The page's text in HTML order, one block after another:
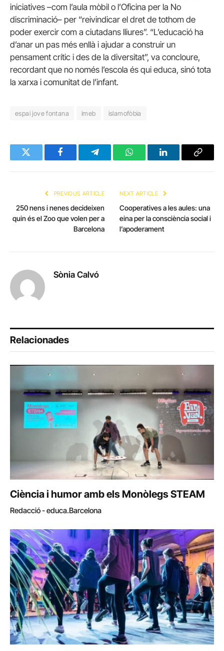
iniciatives –com l’aula mòbil o l’Oficina per la No
discriminació– per “reivindicar el dret de tothom de
poder exercir com a ciutadans lliures”. “L’educació ha
d’anar un pas més enllà i ajudar a construir un
pensament crític i des de la diversitat”, va concloure,
recordant que no només l’escola és qui educa, sinó tota
la xarxa i comunitat de l’infant.
espai jove fontana imeb islamofòbia
Twitter FacebookTelegramWhatsAppLinkedInCopy
PREVIOUS ARTICLE
250 nens i nenes decideixen
quin és el Zoo que volen per a
Barcelona
NEXT ARTICLE
Cooperatives a les aules: una
eina per la consciència social i
l’apoderament
Sònia Calvó
Relacionades
Ciència i humor amb els Monòlegs STEAM
Redacció - educa.Barcelona